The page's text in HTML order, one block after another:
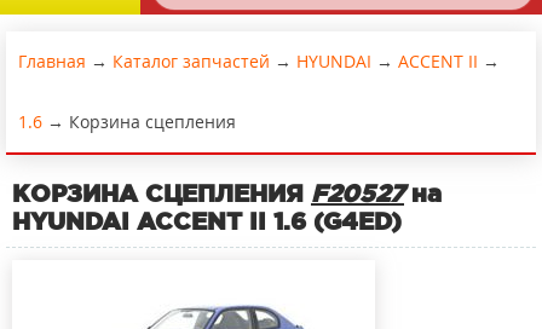
Главная → Каталог запчастей → HYUNDAI → ACCENT II →
1.6 → Корзина сцепления
КОРЗИНА СЦЕПЛЕНИЯ F20527на
HYUNDAI ACCENT II 1.6 (G4ED)